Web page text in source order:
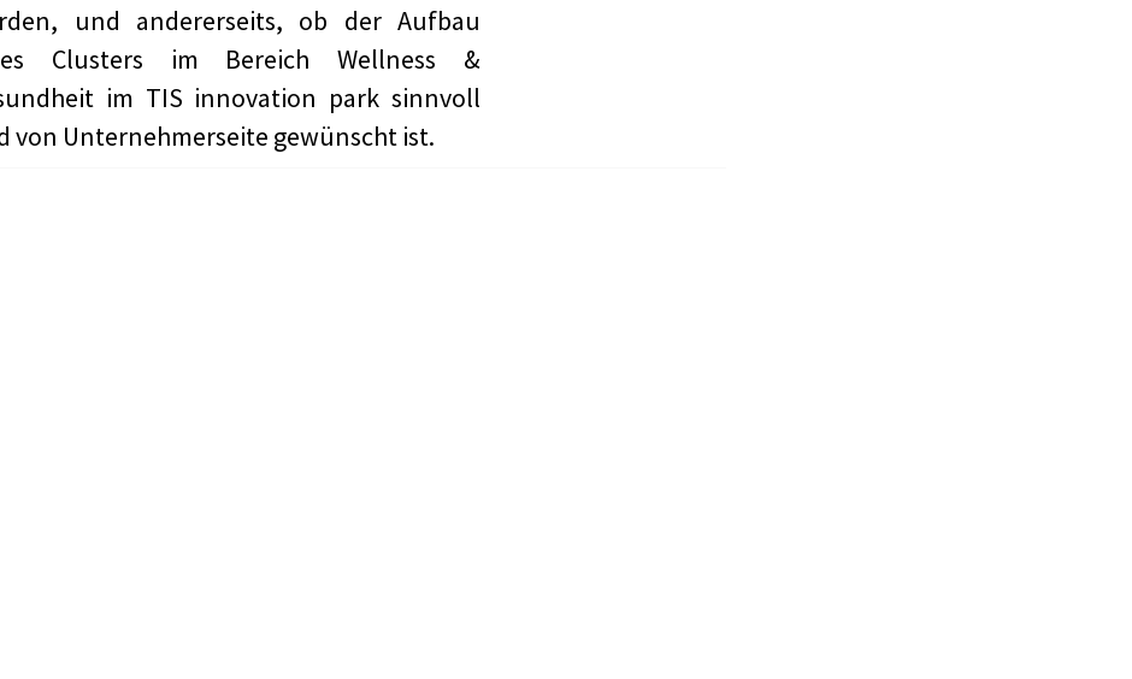
und andererseits, ob der Aufbau
Clusters im Bereich Wellness &
im TIS innovation park sinnvoll
von Unternehmerseite gewünscht ist.